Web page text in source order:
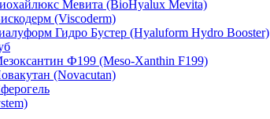
Мевита (BioHyalux Mevita)
(Viscoderm)
Гидро Бустер (Hyaluform Hydro Booster)
Ф199 (Meso-Xanthin F199)
(Novacutan)